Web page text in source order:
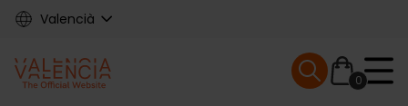
Skip
content
Valencià
0
Mobile menu